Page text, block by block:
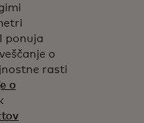
ponuja
o
rasti
o